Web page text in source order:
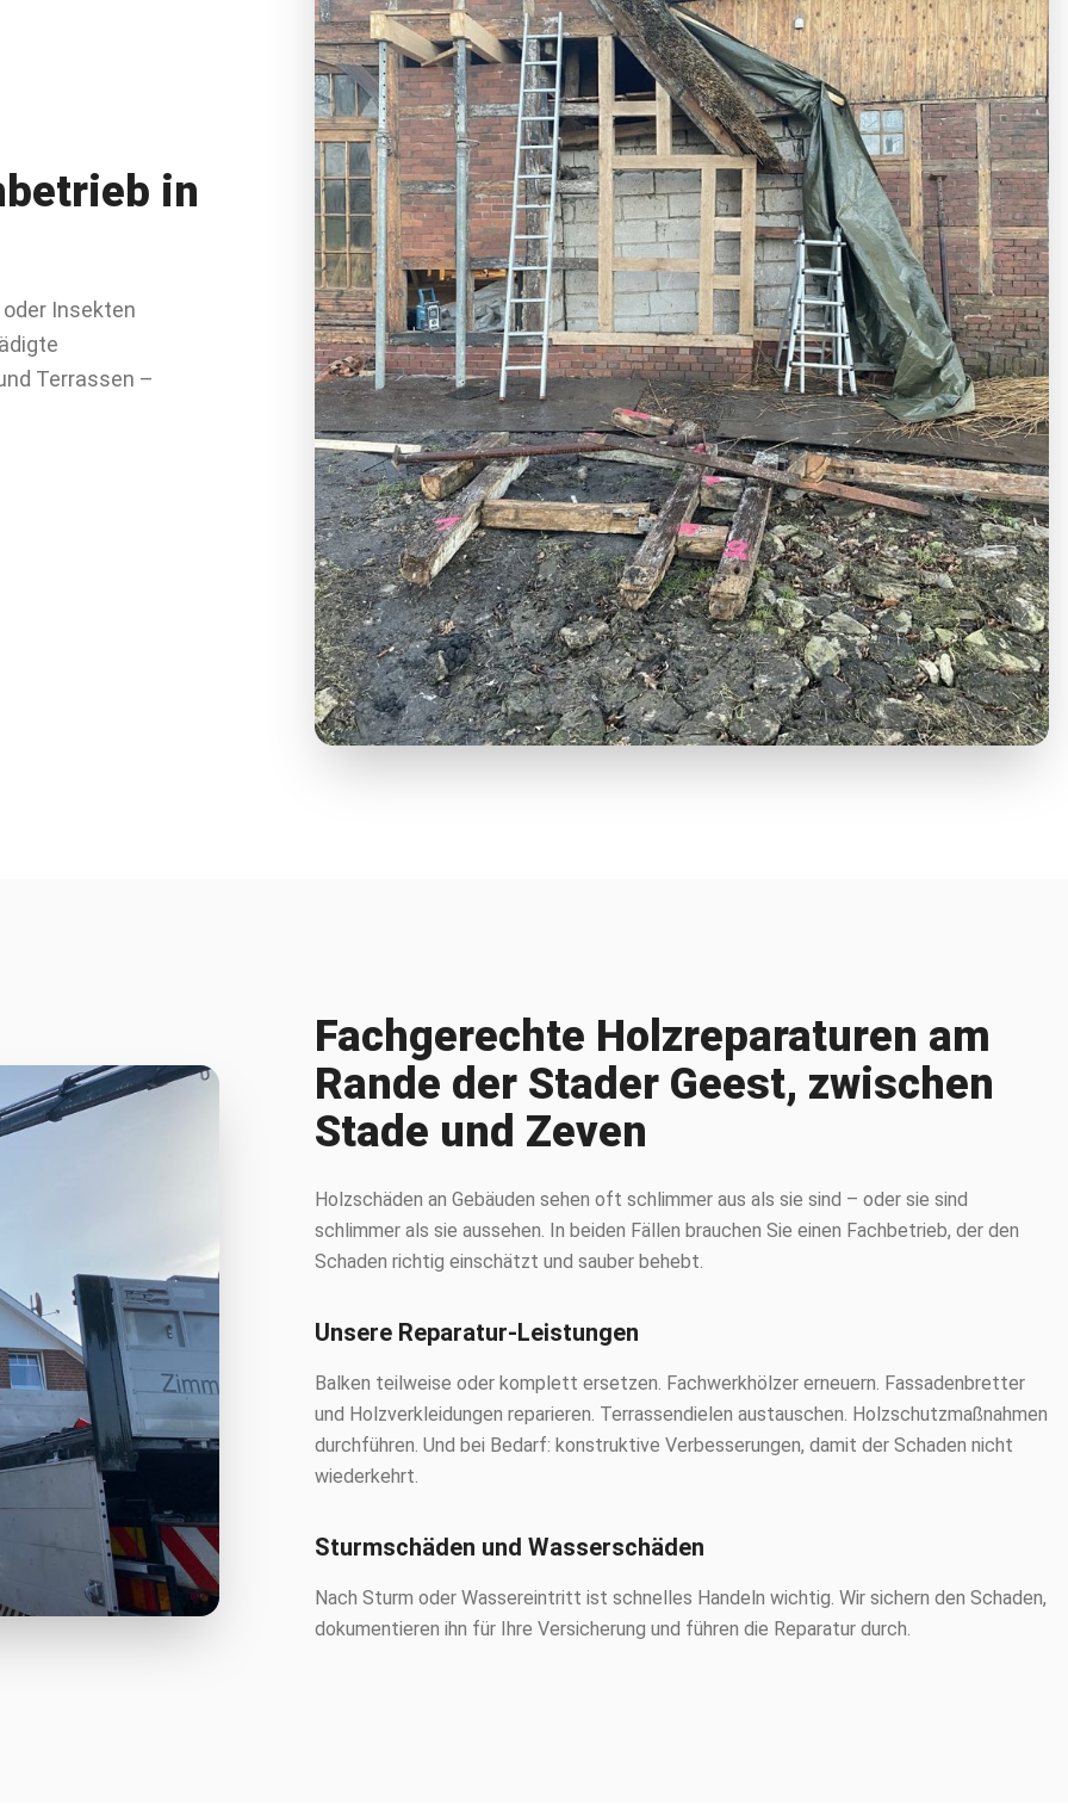
in
Insekten
Terrassen –
Fachgerechte Holzreparaturen am
Rande der Stader Geest, zwischen
Stade und Zeven
Holzschäden an Gebäuden sehen oft schlimmer aus als sie sind – oder sie sind
schlimmer als sie aussehen. In beiden Fällen brauchen Sie einen Fachbetrieb, der den
Schaden richtig einschätzt und sauber behebt.
Unsere Reparatur-Leistungen
Balken teilweise oder komplett ersetzen. Fachwerkhölzer erneuern. Fassadenbretter
und Holzverkleidungen reparieren. Terrassendielen austauschen. Holzschutzmaßnahmen
durchführen. Und bei Bedarf: konstruktive Verbesserungen, damit der Schaden nicht
wiederkehrt.
Sturmschäden und Wasserschäden
Nach Sturm oder Wassereintritt ist schnelles Handeln wichtig. Wir sichern den Schaden,
dokumentieren ihn für Ihre Versicherung und führen die Reparatur durch.